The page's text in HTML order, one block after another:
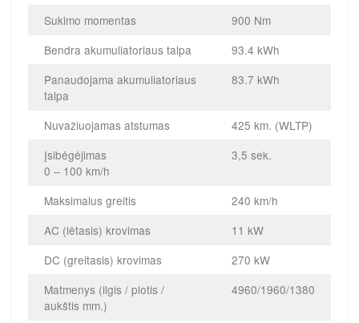
Sukimo momentas
900 Nm
Bendra akumuliatoriaus talpa
93.4 kWh
Panaudojama akumuliatoriaus
talpa
83.7 kWh
Nuvažiuojamas atstumas
425 km. (WLTP)
Įsibėgėjimas
0 – 100 km/h
3,5 sek.
Maksimalus greitis
240 km/h
AC (lėtasis) krovimas
11 kW
DC (greitasis) krovimas
270 kW
Matmenys (ilgis / plotis /
aukštis mm.)
4960/1960/1380